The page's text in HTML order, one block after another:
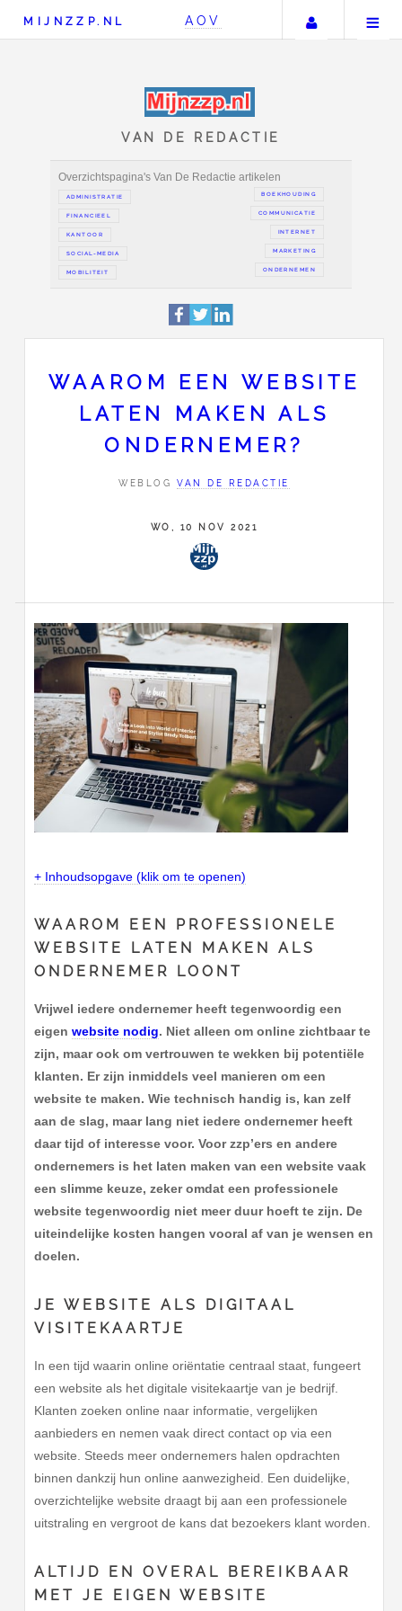
MIJNZZP.NL AOV Uw
VAN DE REDACTIE
Overzichtspagina's Van De Redactie artikelen
ADMINISTRATIE
MOBILITEIT
WAAROM EEN WEBSITE
LATEN MAKEN ALS
ONDERNEMER?
WEBLOGVAN DE REDACTIE
WO, 10 NOV 2021
+ Inhoudsopgave (klik om te openen)
WAAROM EEN PROFESSIONELE
WEBSITE LATEN MAKEN ALS
ONDERNEMER LOONT
Vrijwel iedere ondernemer heeft tegenwoordig een
eigenwebsite nodig. Niet alleen om online zichtbaar te
zijn, maar ook om vertrouwen te wekken bij potentiële
klanten. Er zijn inmiddels veel manieren om een
website te maken. Wie technisch handig is, kan zelf
aan de slag, maar lang niet iedere ondernemer heeft
daar tijd of interesse voor. Voor zzp’ers en andere
ondernemers is het laten maken van een website vaak
een slimme keuze, zeker omdat een professionele
website tegenwoordig niet meer duur hoeft te zijn. De
uiteindelijke kosten hangen vooral af van je wensen en
doelen.
JE WEBSITE ALS DIGITAAL
VISITEKAARTJE
In een tijd waarin online oriëntatie centraal staat, fungeert
een website als het digitale visitekaartje van je bedrijf.
Klanten zoeken online naar informatie, vergelijken
aanbieders en nemen vaak direct contact op via een
website. Steeds meer ondernemers halen opdrachten
binnen dankzij hun online aanwezigheid. Een duidelijke,
overzichtelijke website draagt bij aan een professionele
uitstraling en vergroot de kans dat bezoekers klant worden.
ALTIJD EN OVERAL BEREIKBAAR
MET JE EIGEN WEBSITE